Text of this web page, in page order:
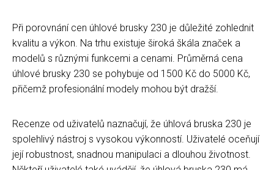
Při porovnání cen úhlové brusky 230 je důležité zohlednit
kvalitu a výkon. Na trhu existuje široká škála značek a
modelů s různými funkcemi a cenami. Průměrná cena
úhlové brusky 230 se pohybuje od 1500 Kč do 5000 Kč,
přičemž profesionální modely mohou být dražší.
Recenze od uživatelů naznačují, že úhlová bruska 230 je
spolehlivý nástroj s vysokou výkonností. Uživatelé oceňují
její robustnost, snadnou manipulaci a dlouhou životnost.